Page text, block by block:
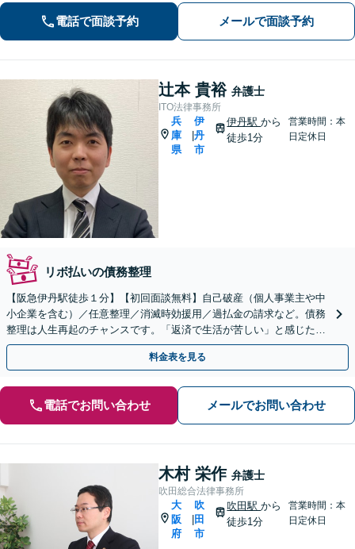
に解決させましょう【夜間・休日面談
可】【WEB面談】【完全個室】
電話で面談予約 メールで面談予約
辻本 貴裕 弁護士
ITO法律事務所
兵
庫
県
伊
丹
市
伊丹駅から
徒歩1分
営業時間：本
日定休日
リボ払いの債務整理
【阪急伊丹駅徒歩１分】【初回面談無料】自己破産（個人事業主や中
小企業を含む）／任意整理／消滅時効援用／過払金の請求など。債務
整理は人生再起のチャンスです。「返済で生活が苦しい」と感じた
ら、早めにお気軽にご相談ください【法テラス利用可】
料金表を見る
電話でお問い合わせ メールでお問い合わせ
木村 栄作 弁護士
吹田総合法律事務所
大
阪
府
吹
田
市
吹田駅から
徒歩1分
営業時間：本
日定休日